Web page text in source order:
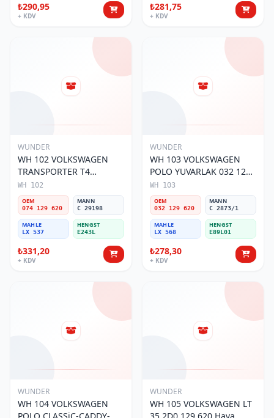
₺290,95
+ KDV
₺281,75
+ KDV
WUNDER
WH 102 VOLKSWAGEN
TRANSPORTER T4
(SÜNGERSiZ) 074 129 620
Hava Filtresi
WH 102
OEM
074 129 620
MANN
C 29198
MAHLE
LX 537
HENGST
E243L
₺331,20
+ KDV
WUNDER
WH 103 VOLKSWAGEN
POLO YUVARLAK 032 129
620 Hava Filtresi
WH 103
OEM
032 129 620
MANN
C 2873/1
MAHLE
LX 568
HENGST
E89L01
₺278,30
+ KDV
WUNDER
WH 104 VOLKSWAGEN
WUNDER
WH 105 VOLKSWAGEN LT